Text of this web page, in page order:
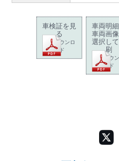
車検証を見
る
PDFダウンロ
ード
車両明細
車両画
選択し
刷
PDFダウ
ード